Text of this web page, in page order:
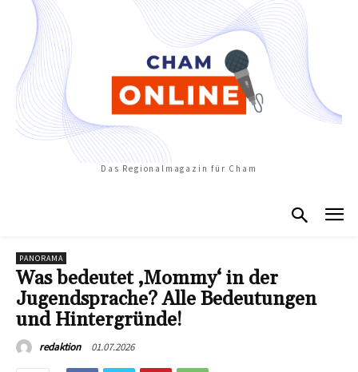
Das Regionalmagazin für Cham
PANORAMA
Was bedeutet ‚Mommy‘ in der
Jugendsprache? Alle Bedeutungen
und Hintergründe!
redaktion 01.07.2026